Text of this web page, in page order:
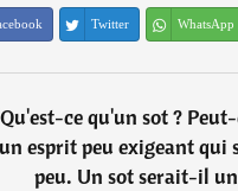
Twitter WhatsApp
Qu'est-ce qu'un sot ?
esprit peu exigeant qui
peu. Un sot serait-il